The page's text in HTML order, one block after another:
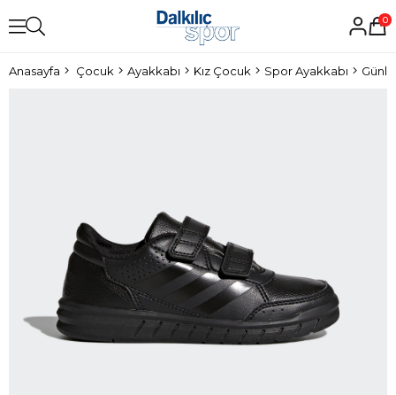
0
Anasayfa Çocuk Ayakkabı Kız Çocuk Spor Ayakkabı